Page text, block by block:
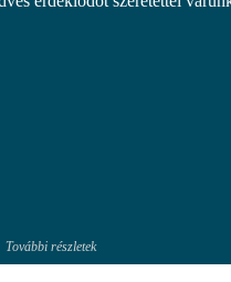
További részletek